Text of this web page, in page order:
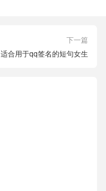
下一篇
适合用于qq签名的短句女生